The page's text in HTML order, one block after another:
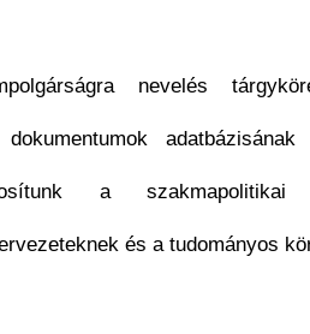
nevelés
adatbázisának
a szakmapolitikai
és a tudományos